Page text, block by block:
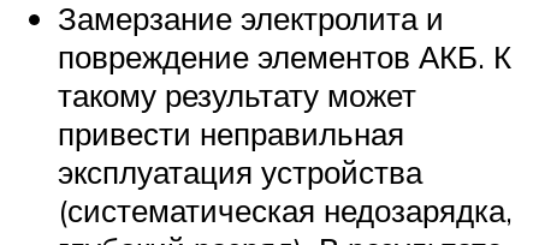
Замерзание электролита и
повреждение элементов АКБ. К
такому результату может
привести неправильная
эксплуатация устройства
(систематическая недозарядка,